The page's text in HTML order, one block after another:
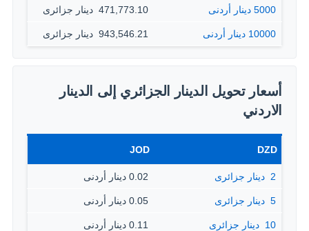
5000 دينار أردنى 471,773.10 ‏ دينار جزائرى
10000 دينار أردنى 943,546.21 ‏ دينار جزائرى
أسعار تحويل الدينار الجزائري إلى الدينار
الاردني
DZD
JOD
2 ‏ دينار جزائرى 0.02 دينار أردنى
5 ‏ دينار جزائرى 0.05 دينار أردنى
10 ‏ دينار جزائرى 0.11 دينار أردنى